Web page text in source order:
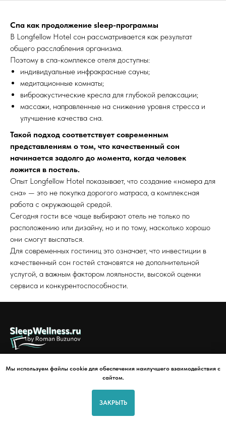
Спа как продолжение sleep-программы
В Longfellow Hotel сон рассматривается как результат
общего расслабления организма.
Поэтому в спа-комплексе отеля доступны:
индивидуальные инфракрасные сауны;
медитационные комнаты;
виброакустические кресла для глубокой релаксации;
массажи, направленные на снижение уровня стресса и
улучшение качества сна.
Такой подход соответствует современным
представлениям о том, что качественный сон
начинается задолго до момента, когда человек
ложится в постель.
Опыт Longfellow Hotel показывает, что создание «номера для
сна» — это не покупка дорогого матраса, а комплексная
работа с окружающей средой.
Сегодня гости все чаще выбирают отель не только по
расположению или дизайну, но и по тому, насколько хорошо
они смогут выспаться.
Для современных гостиниц это означает, что инвестиции в
качественный сон гостей становятся не дополнительной
услугой, а важным фактором лояльности, высокой оценки
сервиса и конкурентоспособности.
КОНТАКТЫ
Мы используем файлы cookie для обеспечения наилучшего взаимодействия с
сайтом.
ЗАКРЫТЬ